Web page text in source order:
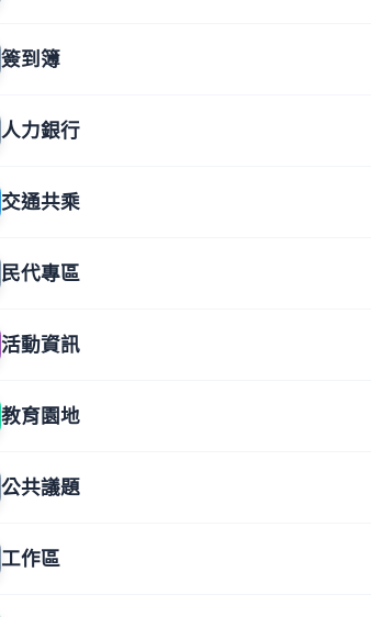
簽到簿
人力銀行
交通共乘
民代專區
活動資訊
教育園地
公共議題
工作區